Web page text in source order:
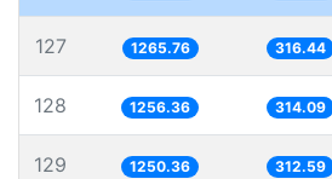
127 1265.76 316.44
128 1256.36 314.09
129 1250.36 312.59